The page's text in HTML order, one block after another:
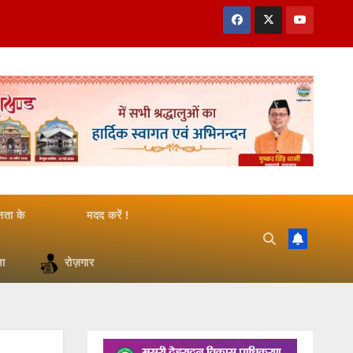
के मदद करें !
रोज़गार